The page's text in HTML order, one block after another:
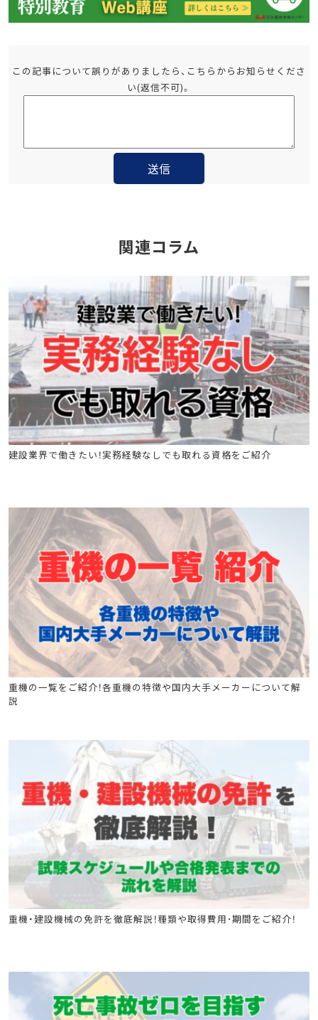
この記事について誤りがありましたら、こちらからお知らせくださ
い(返信不可)。
関連コラム
建築施工管理技士 土木施工管理技士 電気工事施工管理技士
クレーン
建設業界で働きたい！実務経験なしでも取れる資格をご紹介
フォークリフト運転業務従事者安全衛生教育
不整地運搬車の運転の業務に係る特別教育
ショベルローダー等の運転の業務に係る特別教育
ゴンドラ取扱い業務特別教育 巻上げ機の運転の業務に係る特別教育
移動式クレーンの運転特別教育 移動式クレーン運転士安全衛生教育
フォークリフト 高所作業車 クレーン ローラー特別教育
小型車両特別教育
重機の一覧をご紹介！各重機の特徴や国内大手メーカーについて解
説
フォークリフト運転業務従事者安全衛生教育
ゴンドラ取扱い業務特別教育
移動式クレーンの運転特別教育 移動式クレーン運転士安全衛生教育
重機・建設機械の免許を徹底解説！種類や取得費用･期間をご紹介！